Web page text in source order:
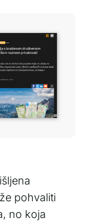
pohvaliti
no koja